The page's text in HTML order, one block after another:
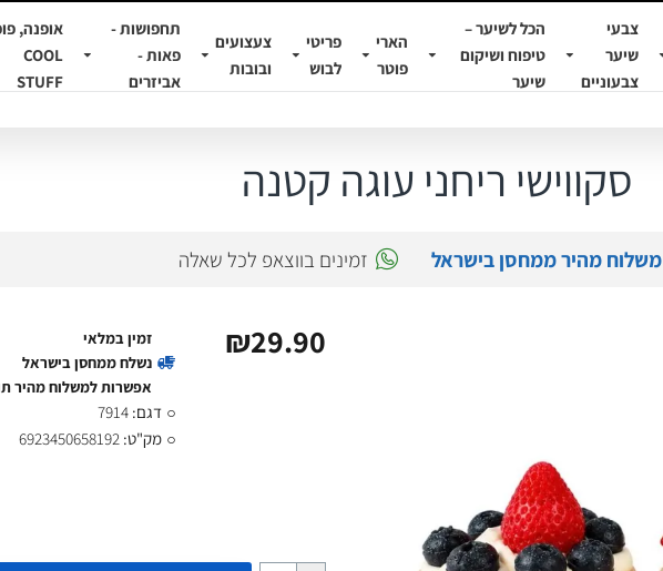
צבעי
שיער
צבעוניים
הכל לשיער –
טיפוח ושיקום
שיער
הארי
פוטר
פריטי
לבוש
צעצועים
ובובות
תחפושות -
פאות -
אביזרים
אופנה,
COOL
STUFF
סקווישי ריחני עוגה קטנה
משלוח מהיר ממחסן בישראל זמינים בווצאפ לכל שאלה
₪29.90
זמין במלאי
נשלח ממחסן בישראל
אפשרות למשלוח מהיר תוך 24 שעות באזורים
דגם: 7914
מק"ט: 6923450658192